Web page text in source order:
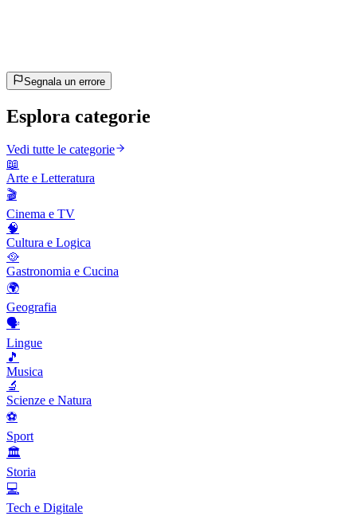
Segnala un errore
Esplora categorie
Vedi tutte le categorie
📖
Arte e Letteratura
🎬
Cinema e TV
🧠
Cultura e Logica
🥘
Gastronomia e Cucina
🌍
Geografia
🗣️
Lingue
🎵
Musica
🔬
Scienze e Natura
⚽
Sport
🏛️
Storia
💻
Tech e Digitale